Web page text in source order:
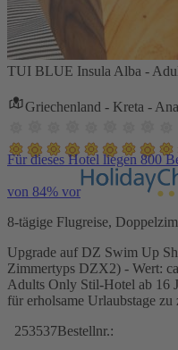
TUI BLUE Insula Alba -
Griechenland - Kreta -
Für dieses Hotel liegen 800
von 84% vor
8-tägige Flugreise,
Upgrade auf DZ Swim Up
Zimmertyps DZX2) - Wert:
Adults Only Stil-Hotel ab 16
für erholsame Urlaubstage zu
253537Bestellnr.: